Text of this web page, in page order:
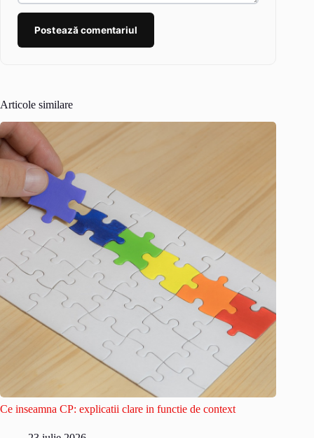
Postează comentariul
Articole similare
Ce inseamna CP: explicatii clare in functie de context